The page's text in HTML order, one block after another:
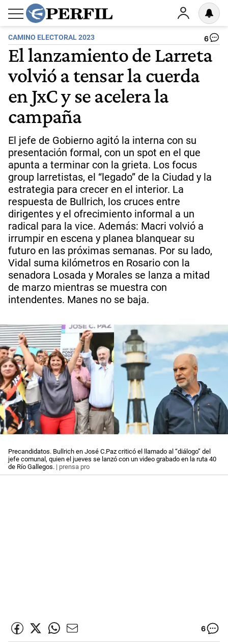
CAMINO ELECTORAL 2023 6
El lanzamiento de Larreta
volvió a tensar la cuerda
en JxC y se acelera la
campaña
El jefe de Gobierno agitó la interna con su
presentación formal, con un spot en el que
apunta a terminar con la grieta. Los focus
group larretistas, el “legado” de la Ciudad y la
estrategia para crecer en el interior. La
respuesta de Bullrich, los cruces entre
dirigentes y el ofrecimiento informal a un
radical para la vice. Además: Macri volvió a
irrumpir en escena y planea blanquear su
futuro en las próximas semanas. Por su lado,
Vidal suma kilómetros en Rosario con la
senadora Losada y Morales se lanza a mitad
de marzo mientras se muestra con
intendentes. Manes no se baja.
Precandidatos. Bullrich en José C.Paz criticó el llamado al “diálogo” del
jefe comunal, quien el jueves se lanzó con un video grabado en la ruta 40
de Río Gallegos. | prensa pro
6